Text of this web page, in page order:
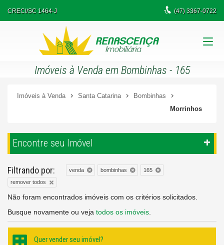
CRECI/SC 1464-J (47)3367-0722
Imóveis à Venda em Bombinhas - 165
Imóveis à Venda Santa Catarina
Bombinhas
Morrinhos
Encontre seu Imóvel
Filtrando por: venda bombinhas
165
remover todos
Não foram encontrados imóveis com os critérios solicitados.
Busque novamente ou veja todos os imóveis
Quer vender seu imóvel?